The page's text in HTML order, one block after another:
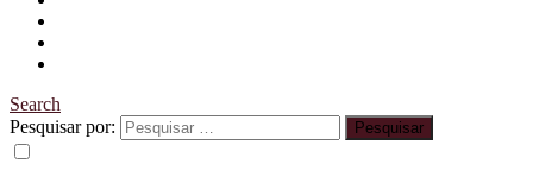
Search
Pesquisar por: